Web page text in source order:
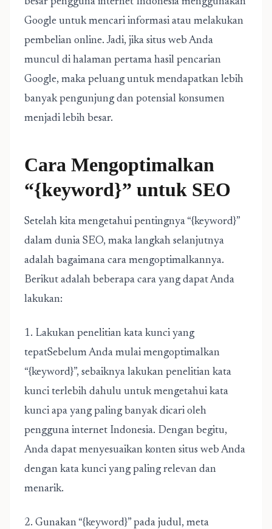
Google untuk mencari informasi atau melakukan
pembelian online. Jadi, jika situs web Anda
muncul di halaman pertama hasil pencarian
Google, maka peluang untuk mendapatkan lebih
banyak pengunjung dan potensial konsumen
menjadi lebih besar.
Cara Mengoptimalkan
“{keyword}” untuk SEO
Setelah kita mengetahui pentingnya “{keyword}”
dalam dunia SEO, maka langkah selanjutnya
adalah bagaimana cara mengoptimalkannya.
Berikut adalah beberapa cara yang dapat Anda
lakukan:
1. Lakukan penelitian kata kunci yang
tepatSebelum Anda mulai mengoptimalkan
“{keyword}”, sebaiknya lakukan penelitian kata
kunci terlebih dahulu untuk mengetahui kata
kunci apa yang paling banyak dicari oleh
pengguna internet Indonesia. Dengan begitu,
Anda dapat menyesuaikan konten situs web Anda
dengan kata kunci yang paling relevan dan
menarik.
2. Gunakan “{keyword}” pada judul, meta